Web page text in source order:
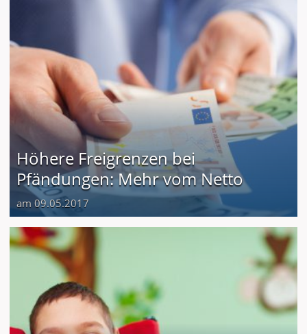
Höhere Freigrenzen bei
Pfändungen: Mehr vom Netto
am 09.05.2017